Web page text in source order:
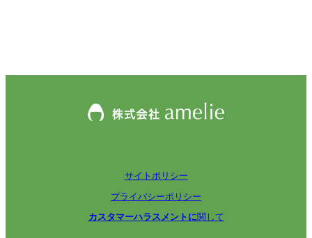
サイトポリシー
プライバシーポリシー
カスタマーハラスメントに関して